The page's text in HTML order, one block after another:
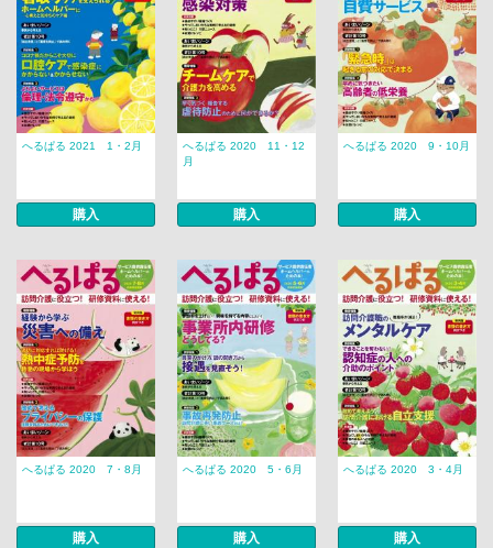
へるぱる 2021 1・2月
購入
へるぱる 2020 11・12
月
購入
へるぱる 2020 9・10月
購入
へるぱる 2020 7・8月
購入
へるぱる 2020 5・6月
購入
へるぱる 2020 3・4月
購入